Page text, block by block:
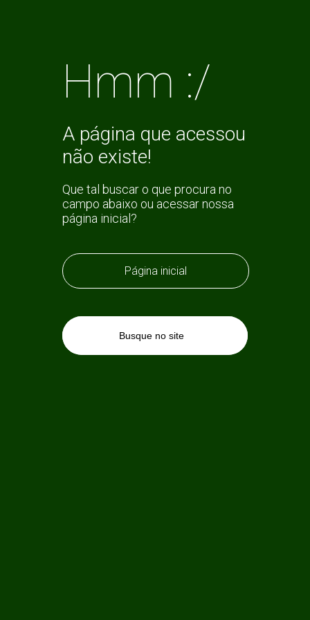
Hmm :/
A página que acessou
não existe!
Que tal buscar o que procura no
campo abaixo ou acessar nossa
página inicial?
Página inicial